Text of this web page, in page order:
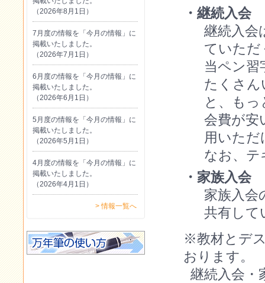
・継続入会
継続入会
ていただ
当ペン習
たくさん
と、も
会費が安
用いただ
なお、テ
・家族入会
家族入会
共有して
※教材とデ
おります。
継続入会・
（2026年8月1日）
7月度の情報を「今月の情報」に
掲載いたしました。
（2026年7月1日）
6月度の情報を「今月の情報」に
掲載いたしました。
（2026年6月1日）
5月度の情報を「今月の情報」に
掲載いたしました。
（2026年5月1日）
4月度の情報を「今月の情報」に
掲載いたしました。
（2026年4月1日）
> 情報一覧へ